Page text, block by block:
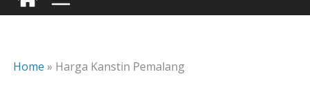
Home » Harga Kanstin Pemalang